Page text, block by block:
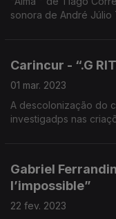
sonora de André Júlio
Carincur - “.G
01 mar. 2023
A descolonização do
investigadps nas
Gabriel
l’impossible”
22 fev. 2023